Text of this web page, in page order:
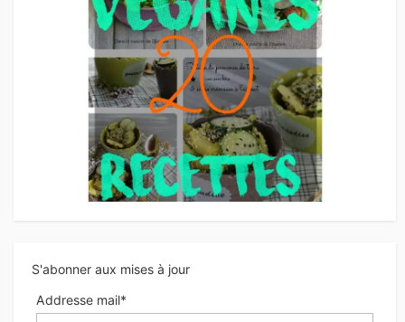
S'abonner aux mises à jour
Addresse mail*